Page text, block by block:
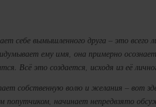
себе вымышленного друга – это всего
ему имя, она примерно
Всё это создается, исходя из её
собственную волю и желания – вот
попутчиком, начинает непредвзято